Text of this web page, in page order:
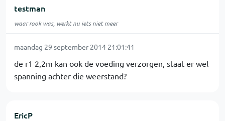
testman
waar rook was, werkt nu iets niet meer
maandag 29 september 2014 21:01:41
de r1 2,2m kan ook de voeding verzorgen, staat er wel
spanning achter die weerstand?
EricP